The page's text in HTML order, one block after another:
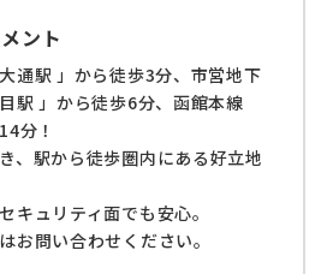
ント
通駅 」から徒歩3分、市営地下
駅 」から徒歩6分、函館本線
分！
、駅から徒歩圏内にある好立地
キュリティ面でも安心。
お問い合わせください。